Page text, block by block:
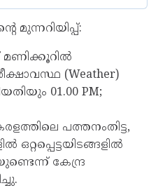
മുന്നറിയിപ്പ്:
മണിക്കൂറിൽ
(Weather)
01.00 PM;
പത്തനംതിട്ട,
ഒറ്റപ്പെട്ടയിടങ്ങളിൽ
കേന്ദ്ര